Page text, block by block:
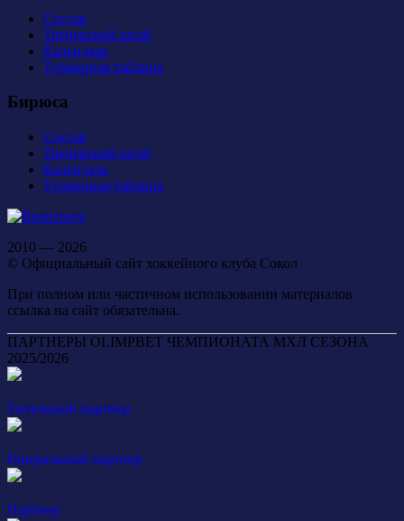
Состав
Тренерский штаб
Календарь
Турнирная таблица
Бирюса
Состав
Тренерский штаб
Календарь
Турнирная таблица
2010 — 2026
© Официальный сайт хоккейного клуба Сокол
При полном или частичном использовании материалов
ссылка на сайт обязательна.
ПАРТНЕРЫ OLIMPBET ЧЕМПИОНАТА МХЛ СЕЗОНА
2025/2026
Титульный партнер
Генеральный партнер
Партнер